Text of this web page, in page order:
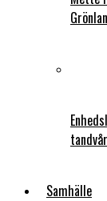
Samhälle